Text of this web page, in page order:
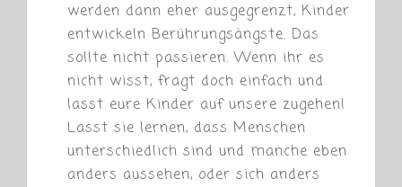
werden dann eher ausgegrenzt, Kinder
entwickeln Berührungsängste. Das
sollte nicht passieren. Wenn ihr es
nicht wisst, fragt doch einfach und
lasst eure Kinder auf unsere zugehen!
Lasst sie lernen, dass Menschen
unterschiedlich sind und manche eben
anders aussehen, oder sich anders